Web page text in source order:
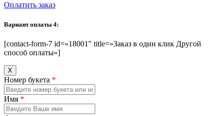
Оплатить заказ
Вариант оплаты 4:
[contact-form-7 id=»18001″ title=»Заказ в один клик Другой
способ оплаты»]
Х
Номер букета *
Имя *